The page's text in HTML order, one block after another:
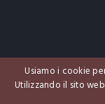
Usiamo i cookie
Utilizzando il sito